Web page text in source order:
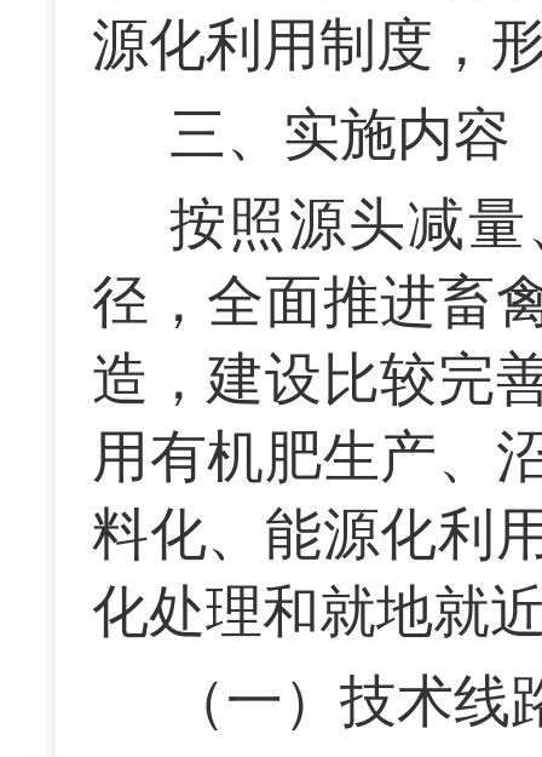
源化利用制度，
三、实施内容
按照源头减
径，全面推进畜
造，建设比较完
用有机肥生产、
料化、能源化利
化处理和就地就
（一）技术线